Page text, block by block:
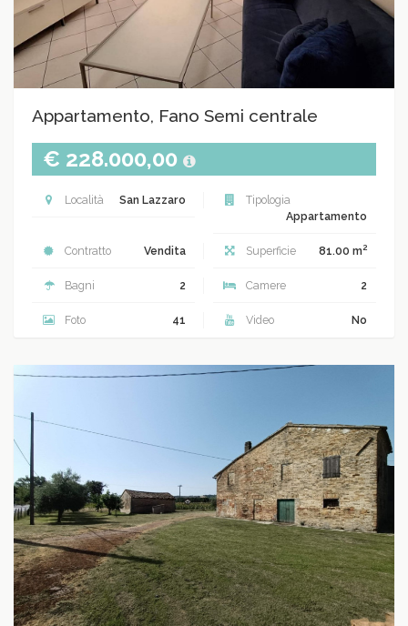
Appartamento, Fano Semi centrale
€ 228.000,00
Località San Lazzaro
Tipologia
Appartamento
Contratto Vendita Superficie 81.00 m2
Bagni 2 Camere 2
Foto 41 Video No